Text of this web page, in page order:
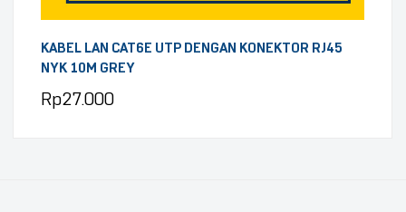
KABEL LAN CAT6E UTP DENGAN KONEKTOR RJ45
NYK 10M GREY
Rp27.000